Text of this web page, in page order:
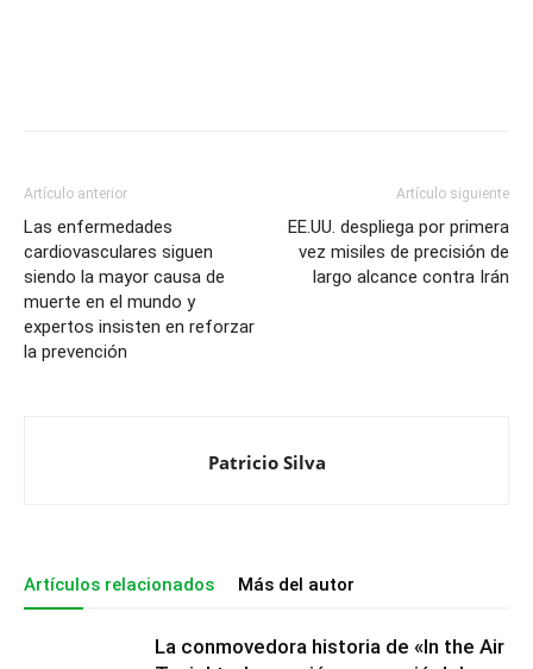
Artículo anterior
Las enfermedades
cardiovasculares siguen
siendo la mayor causa de
muerte en el mundo y
expertos insisten en reforzar
la prevención
Artículo siguiente
EE.UU. despliega por primera
vez misiles de precisión de
largo alcance contra Irán
Patricio Silva
Artículos relacionados Más del autor
La conmovedora historia de «In the Air